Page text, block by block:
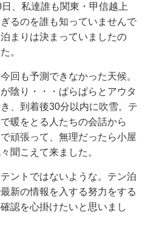
、私達誰も関東・甲信越上
るのを誰も知っていませんで
まりは決まっていましたの
。
回も予測できなかった天候。
陰り・・・ぱらぱらとアウタ
、到着後30分以内に吹雪。テ
暖をとる人たちの会話から
頑張って、無理だったら小屋
聞こえて来ました。
ントではないような。テン泊
新の情報を入する努力をする
認を心掛けたいと思いまし